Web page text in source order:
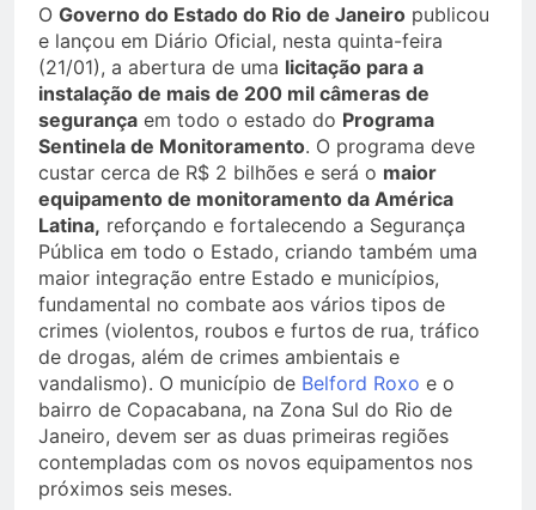
O Governo do Estado do Rio de Janeiro publicou
e lançou em Diário Oficial, nesta quinta-feira
(21/01), a abertura de uma licitação para a
instalação de mais de 200 mil câmeras de
segurança em todo o estado do Programa
Sentinela de Monitoramento. O programa deve
custar cerca de R$ 2 bilhões e será o maior
equipamento de monitoramento da América
Latina, reforçando e fortalecendo a Segurança
Pública em todo o Estado, criando também uma
maior integração entre Estado e municípios,
fundamental no combate aos vários tipos de
crimes (violentos, roubos e furtos de rua, tráfico
de drogas, além de crimes ambientais e
vandalismo). O município de Belford Roxo e o
bairro de Copacabana, na Zona Sul do Rio de
Janeiro, devem ser as duas primeiras regiões
contempladas com os novos equipamentos nos
próximos seis meses.